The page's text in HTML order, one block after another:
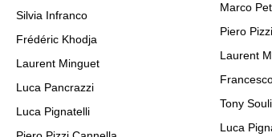
Silvia Infranco
Frédéric Khodja
Laurent Minguet
Luca Pancrazzi
Luca Pignatelli
Marco
Piero
Laurent
Tony
Luca